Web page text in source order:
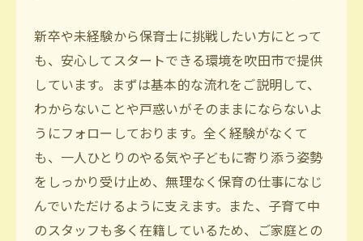
新卒や未経験から保育士に挑戦したい方にとって
も、安心してスタートできる環境を吹田市で提供
しています。まずは基本的な流れをご説明して、
わからないことや戸惑いがそのままにならないよ
うにフォローしております。全く経験がなくて
も、一人ひとりのやる気や子どもに寄り添う姿勢
をしっかり受け止め、無理なく保育の仕事になじ
んでいただけるように支えます。また、子育て中
のスタッフも多く在籍しているため、ご家庭との